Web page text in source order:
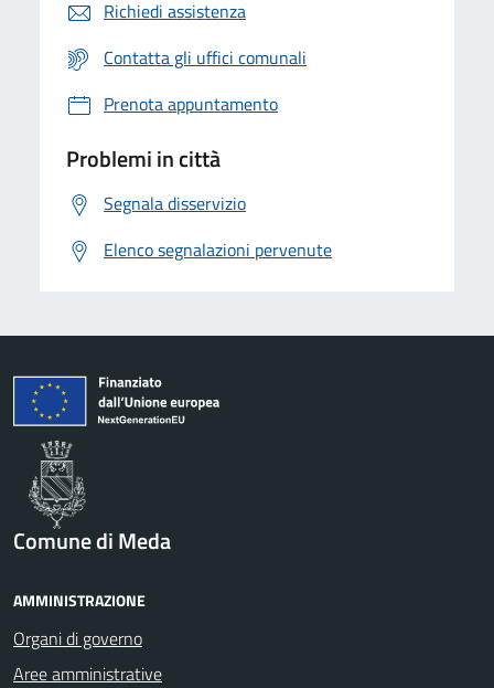
Richiedi assistenza
Contatta gli uffici comunali
Prenota appuntamento
Problemi in città
Segnala disservizio
Elenco segnalazioni pervenute
Comune di Meda
AMMINISTRAZIONE
Organi di governo
Aree amministrative